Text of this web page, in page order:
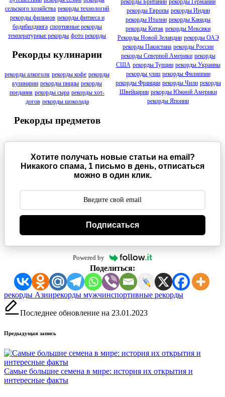
сельского хозяйства рекорды технологий
рекорды фильмов рекорды фитнеса и
бодибилдинга спортивные рекорды
температурные рекорды фото рекорды
Рекорды кулинарии
рекорды алкоголя рекорды кофе рекорды
кулинарии рекорды пиццы рекорды
поедания рекорды сыра рекорды хот-
догов рекорды шоколада
Рекорды предметов
рекорды Британии рекорды Германии
рекорды Европы рекорды Индии
рекорды Италии рекорды Канады
рекорды Китая рекорды Мексики
Рекорды Новой Зеландии рекорды ОАЭ
рекорды Пакистана рекорды России
рекорды Северной Америки рекорды
США рекорды Турции рекорды Украины
рекорды улиц рекорды Филиппин
рекорды Франции рекорды Чили рекорды
Швейцарии рекорды Южной Америки
рекорды Японии
Хотите получать новые статьи на email?
Никакого спама, 1 письмо в день, отписаться
можно в один клик.
Подписаться
Powered by
Поделиться:
Метки:
рекорды Азиирекорды мужчинспортивные рекорды
Последнее обновление на 23.01.2023
Навигация
записи
Предыдущая запись
Самые большие семена в мире: история их открытия и
интересные факты